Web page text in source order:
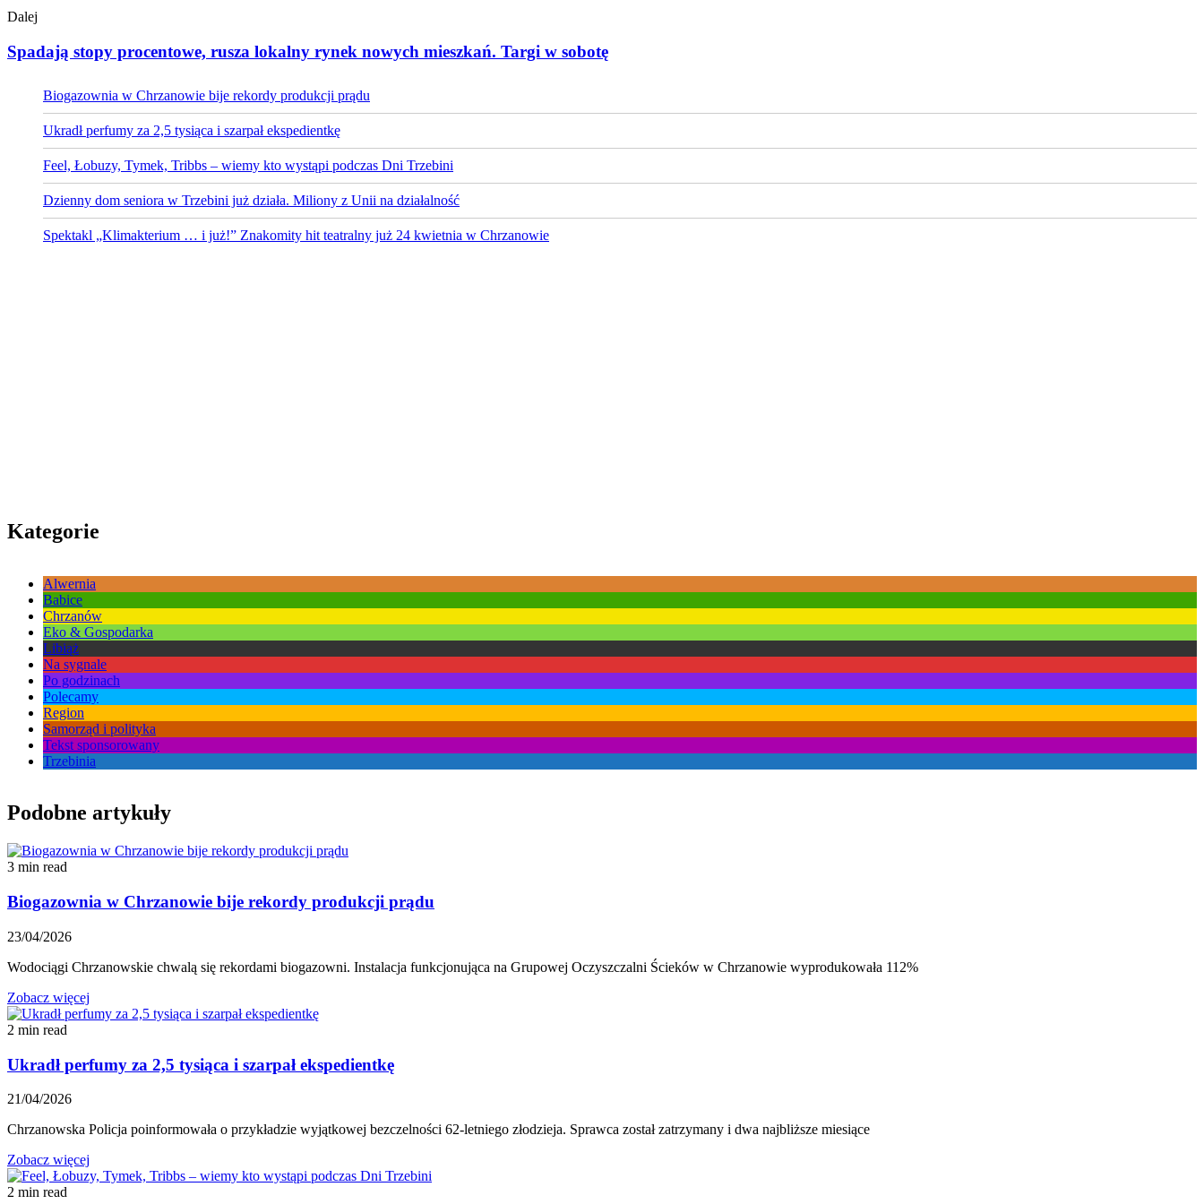
Dalej
Spadają stopy procentowe, rusza lokalny rynek nowych mieszkań. Targi w sobotę
Biogazownia w Chrzanowie bije rekordy produkcji prądu
Ukradł perfumy za 2,5 tysiąca i szarpał ekspedientkę
Feel, Łobuzy, Tymek, Tribbs – wiemy kto wystąpi podczas Dni Trzebini
Dzienny dom seniora w Trzebini już działa. Miliony z Unii na działalność
Spektakl „Klimakterium … i już!” Znakomity hit teatralny już 24 kwietnia w Chrzanowie
Kategorie
Alwernia
Babice
Chrzanów
Eko & Gospodarka
Libiąż
Na sygnale
Po godzinach
Polecamy
Region
Samorząd i polityka
Tekst sponsorowany
Trzebinia
Podobne artykuły
3 min read
Biogazownia w Chrzanowie bije rekordy produkcji prądu
23/04/2026
Wodociągi Chrzanowskie chwalą się rekordami biogazowni. Instalacja funkcjonująca na Grupowej Oczyszczalni Ścieków w Chrzanowie wyprodukowała 112%
Zobacz więcej
2 min read
Ukradł perfumy za 2,5 tysiąca i szarpał ekspedientkę
21/04/2026
Chrzanowska Policja poinformowała o przykładzie wyjątkowej bezczelności 62-letniego złodzieja. Sprawca został zatrzymany i dwa najbliższe miesiące
Zobacz więcej
2 min read